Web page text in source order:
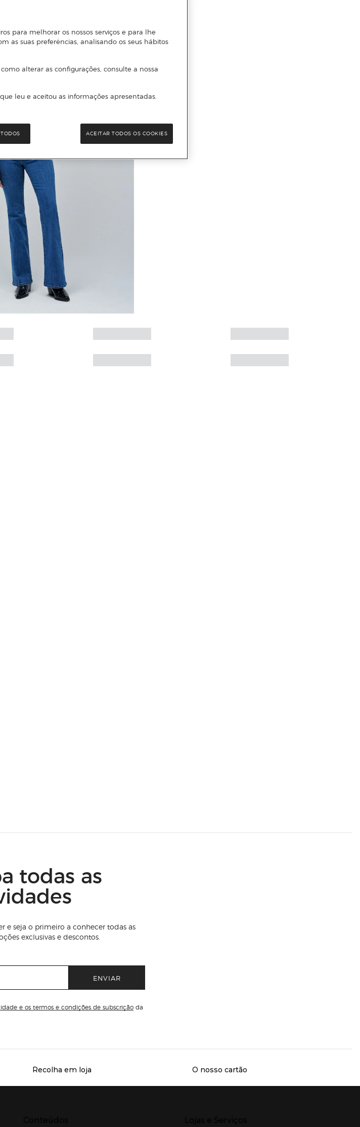
todas as
e seja o primeiro a conhecer todas as
exclusivas e descontos.
ENVIAR
e os termos e condições de subscrição da
Servicios destacados
Recolha em loja O nosso cartão
para melhorar os nossos serviços e para lhe
as suas preferências, analisando os seus hábitos
alterar as configurações, consulte a nossa
leu e aceitou as informações apresentadas.
ACEITAR TODOS OS COOKIES